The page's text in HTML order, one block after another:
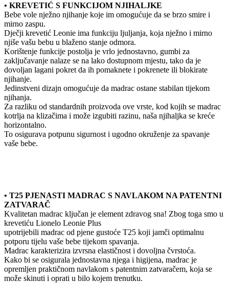
• KREVETIĆ S FUNKCIJOM NJIHALJKE
Bebe vole nježno njihanje koje im omogućuje da se brzo smire i
mirno zaspu.
Dječji krevetić Leonie ima funkciju ljuljanja, koja nježno i mirno
njiše vašu bebu u blaženo stanje odmora.
Korištenje funkcije postolja je vrlo jednostavno, gumbi za
zaključavanje nalaze se na lako dostupnom mjestu, tako da je
dovoljan lagani pokret da ih pomaknete i pokrenete ili blokirate
njihanje.
Jedinstveni dizajn omogućuje da madrac ostane stabilan tijekom
njihanja.
Za razliku od standardnih proizvoda ove vrste, kod kojih se madrac
kotrlja na klizačima i može izgubiti razinu, naša njihaljka se kreće
horizontalno.
To osigurava potpunu sigurnost i ugodno okruženje za spavanje
vaše bebe.
• T25 PJENASTI MADRAC S NAVLAKOM NA PATENTNI
ZATVARAČ
Kvalitetan madrac ključan je element zdravog sna! Zbog toga smo u
krevetiću Lionelo Leonie Plus
upotrijebili madrac od pjene gustoće T25 koji jamči optimalnu
potporu tijelu vaše bebe tijekom spavanja.
Madrac karakterizira izvrsna elastičnost i dovoljna čvrstoća.
Kako bi se osigurala jednostavna njega i higijena, madrac je
opremljen praktičnom navlakom s patentnim zatvaračem, koja se
može skinuti i oprati u bilo kojem trenutku.